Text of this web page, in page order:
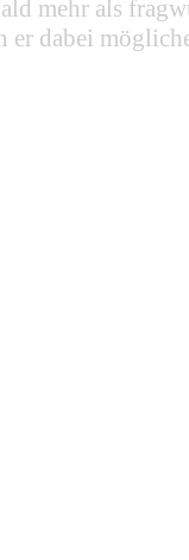
mehr als
dabei